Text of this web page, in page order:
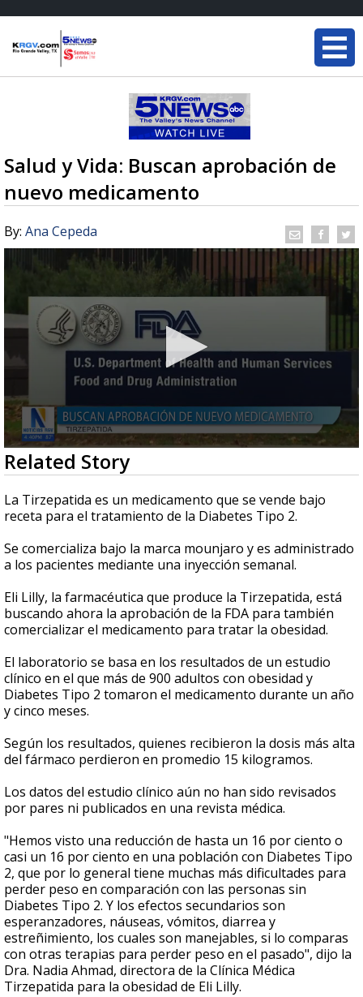
Salud y Vida: Buscan aprobación de
nuevo medicamento
By: Ana Cepeda
0
seconds
of
2
minutes,
49
Related Story
La Tirzepatida es un medicamento que se vende bajo
receta para el tratamiento de la Diabetes Tipo 2.
Se comercializa bajo la marca mounjaro y es administrado
a los pacientes mediante una inyección semanal.
Eli Lilly, la farmacéutica que produce la Tirzepatida, está
buscando ahora la aprobación de la FDA para también
comercializar el medicamento para tratar la obesidad.
El laboratorio se basa en los resultados de un estudio
clínico en el que más de 900 adultos con obesidad y
Diabetes Tipo 2 tomaron el medicamento durante un año
y cinco meses.
Según los resultados, quienes recibieron la dosis más alta
del fármaco perdieron en promedio 15 kilogramos.
Los datos del estudio clínico aún no han sido revisados
por pares ni publicados en una revista médica.
"Hemos visto una reducción de hasta un 16 por ciento o
casi un 16 por ciento en una población con Diabetes Tipo
2, que por lo general tiene muchas más dificultades para
perder peso en comparación con las personas sin
Diabetes Tipo 2. Y los efectos secundarios son
esperanzadores, náuseas, vómitos, diarrea y
estreñimiento, los cuales son manejables, si lo comparas
con otras terapias para perder peso en el pasado", dijo la
Dra. Nadia Ahmad, directora de la Clínica Médica
Tirzepatida para la obesidad de Eli Lilly.